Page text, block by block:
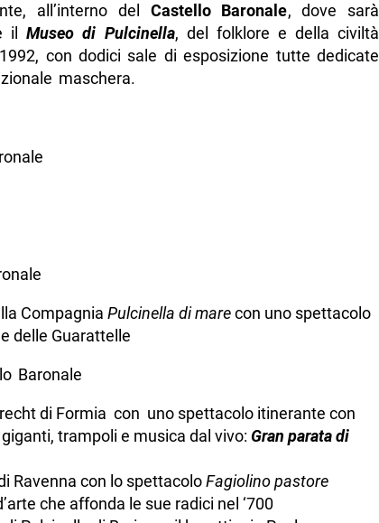
all’interno del Castello Baronale, dove sarà
ilMuseo di Pulcinella, del folklore e della civiltà
con dodici sale di esposizione tutte dedicate
maschera.
Compagnia Pulcinella di mare con uno spettacolo
delle Guarattelle
Baronale
di Formia con uno spettacolo itinerante con
trampoli e musica dal vivo: Gran parata di
Ravenna con lo spettacoloFagiolino pastore
che affonda le sue radici nel ‘700